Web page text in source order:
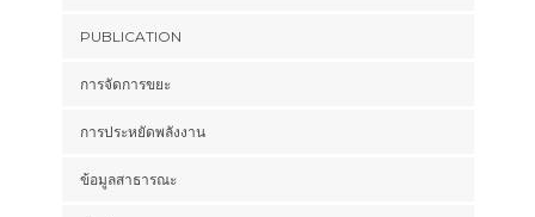
PUBLICATION
การจัดการขยะ
การประหยัดพลังงาน
ข้อมูลสาธารณะ